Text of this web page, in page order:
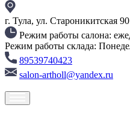
г. Тула, ул. Староникитская 90
Режим работы салона:
Режим работы склада:
89539740423
salon-artholl@yandex.ru